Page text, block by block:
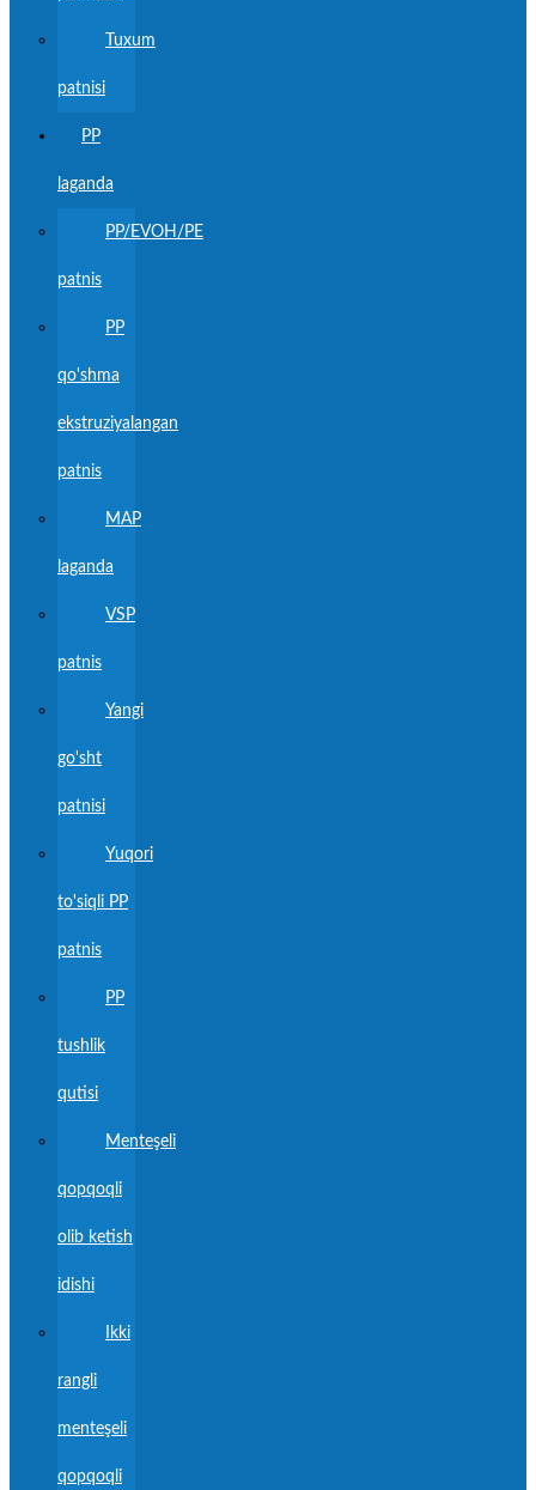
Tuxum
patnisi
PP
laganda
PP/EVOH/PE
patnis
PP
qo'shma
ekstruziyalangan
patnis
MAP
laganda
VSP
patnis
Yangi
go'sht
patnisi
Yuqori
to'siqli PP
patnis
PP
tushlik
qutisi
Menteşeli
qopqoqli
olib ketish
idishi
Ikki
rangli
menteşeli
qopqoqli